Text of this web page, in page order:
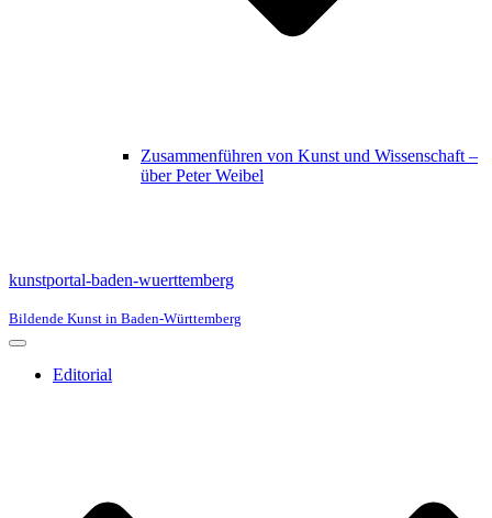
Zusammenführen von Kunst und Wissenschaft –
über Peter Weibel
kunstportal-baden-wuerttemberg
Bildende Kunst in Baden-Württemberg
Navigationsmenü
Editorial